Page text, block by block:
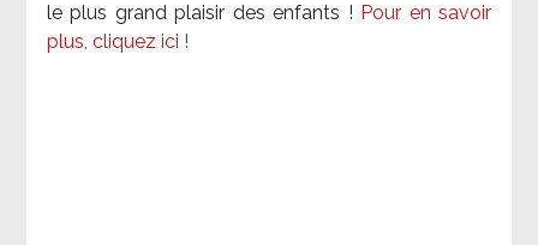
le plus grand plaisir des enfants ! Pour en savoir
plus, cliquez ici !